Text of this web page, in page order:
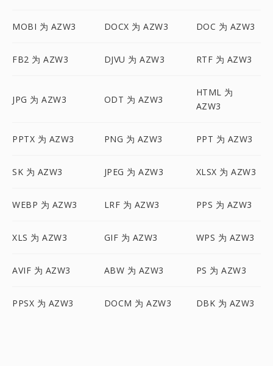
MOBI 为 AZW3 DOCX 为 AZW3 DOC 为 AZW3
FB2 为 AZW3 DJVU 为 AZW3 RTF 为 AZW3
JPG 为 AZW3 ODT 为 AZW3
HTML 为
AZW3
PPTX 为 AZW3 PNG 为 AZW3 PPT 为 AZW3
SK 为 AZW3 JPEG 为 AZW3 XLSX 为 AZW3
WEBP 为 AZW3 LRF 为 AZW3 PPS 为 AZW3
XLS 为 AZW3 GIF 为 AZW3 WPS 为 AZW3
AVIF 为 AZW3 ABW 为 AZW3 PS 为 AZW3
PPSX 为 AZW3 DOCM 为 AZW3 DBK 为 AZW3